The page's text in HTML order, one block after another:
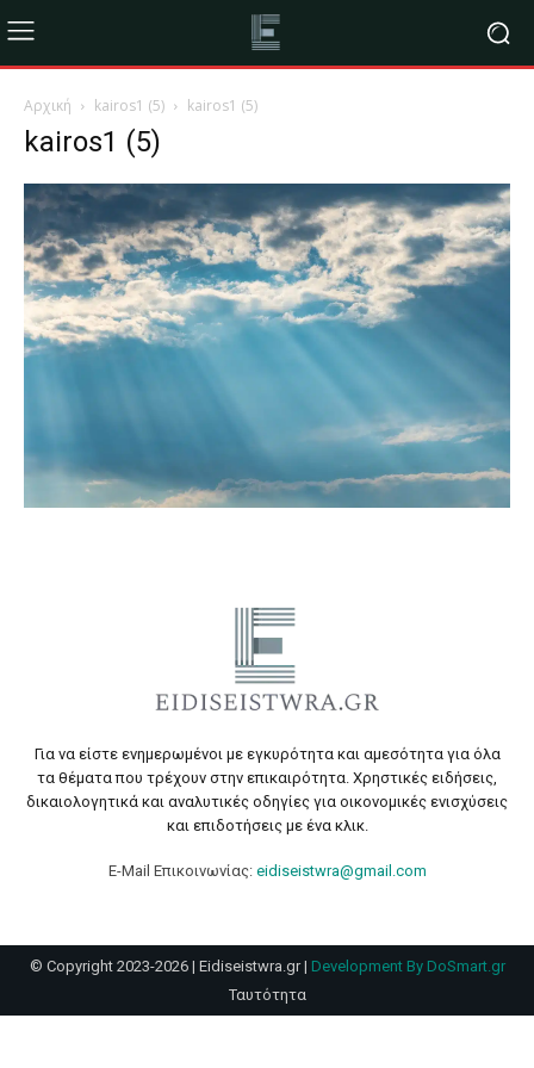
Αρχική kairos1 (5) kairos1 (5)
kairos1 (5)
Για να είστε ενημερωμένοι με εγκυρότητα και αμεσότητα για όλα
τα θέματα που τρέχουν στην επικαιρότητα. Χρηστικές ειδήσεις,
δικαιολογητικά και αναλυτικές οδηγίες για οικονομικές ενισχύσεις
και επιδοτήσεις με ένα κλικ.
E-Mail Επικοινωνίας: eidiseistwra@gmail.com
© Copyright 2023-2026 | Eidiseistwra.gr | Development By DoSmart.gr
Ταυτότητα